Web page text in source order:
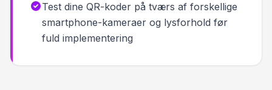
Test dine QR-koder på tværs af forskellige
smartphone-kameraer og lysforhold før
fuld implementering